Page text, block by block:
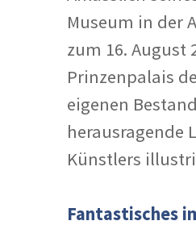
Museum in der
zum 16. August
Prinzenpalais
eigenen
herausragende
Künstlers
Fantastisches